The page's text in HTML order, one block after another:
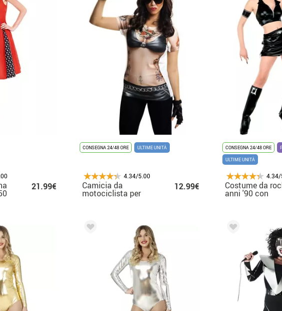
21.99€
CONSEGNA 24/48 ORE ULTIME UNITÀ
4.34/5.00
Camicia da
motociclista per
12.99€
CONSEGNA 24/48 ORE
ULTIME UNITÀ
Costume da
anni '90 con